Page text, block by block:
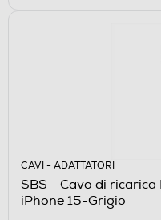
CAVI - ADATTATORI
SBS - Cavo di ricarica
iPhone 15-Grigio